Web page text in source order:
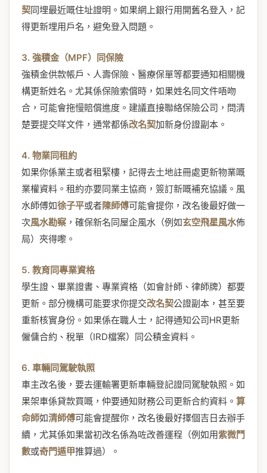
契同埋最近嘅住址證明。如果網上銀行用開舊名登入，記
得更新埋用戶名，避免登入問題。
3. 強積金（MPF）同保險
強積金供款帳戶、人壽保險、醫療保單等都要通知相關機
構更新姓名。尤其係保險索償時，如果姓名同文件唔吻
合，可能會拖慢賠償進度。建議直接聯絡保險公司，問清
楚要提交咩文件，通常都係改名契加新身份證副本。
4. 物業同租約
如果你係業主或者租緊樓，記得去土地註冊處更新物業嘅
業權資料。租約亦要同業主協商，簽訂新嘅補充協議。風
水師傅如徐子平或者陳師傅可能會提你，改名後最好做一
次風水勘察 ，確保新名同屋企風水（例如玄空飛星風水佈
局）夾得嚟。
5. 教育同專業資格
學生證、畢業證書、專業資格（如會計師、律師牌）都要
更新。部分機構可能要求你提交改名契公證副本，甚至要
重新核實身份。如果係在職人士，記得通知公司HR更新
僱傭合約、稅單（IRD檔案）同公積金資料。
6. 車輛同駕駛執照
車主改名後，要去運輸署更新車輛登記證同駕駛執照。如
果架車係貸款買嘅，仲要通知財務公司更新合約資料。 算
命師如清師傅可能會提醒你，改名後最好擇個吉日去辦手
續，尤其係如果當初改名係為咗改善運程（例如用紫微鬥
數或奇門遁甲推算過）。